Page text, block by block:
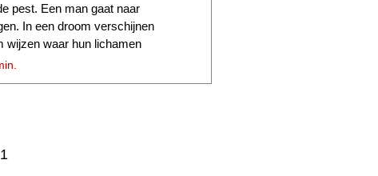
pest. Een man gaat naar
In een droom verschijnen
wijzen waar hun lichamen